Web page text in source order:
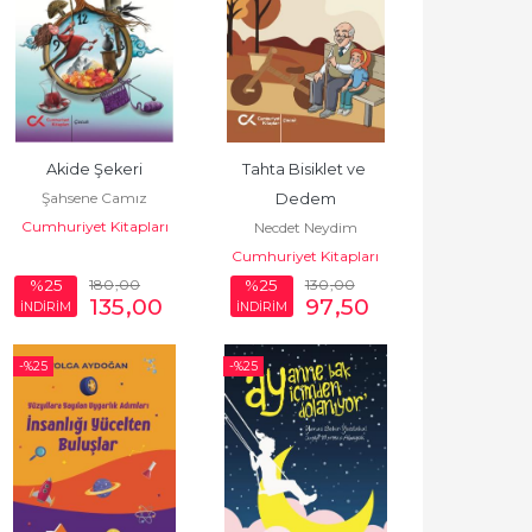
Akide Şekeri
Şahsene Camız
Cumhuriyet Kitapları
%25
İNDİRİM
180,00
135,00
Tahta Bisiklet ve
Dedem
Necdet Neydim
Cumhuriyet Kitapları
%25
İNDİRİM
130,00
97,50
-%25 -%25